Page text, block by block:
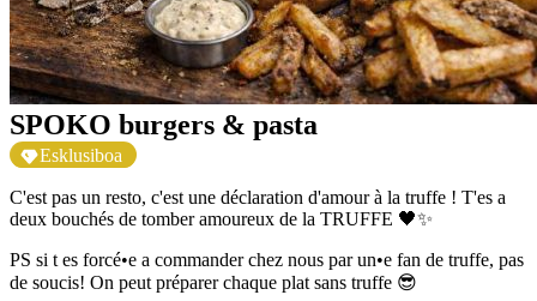
SPOKO burgers & pasta
Esklusiboa
C'est pas un resto, c'est une déclaration d'amour à la truffe ! T'es a
deux bouchés de tomber amoureux de la TRUFFE 🖤✨
PS si t es forcé•e a commander chez nous par un•e fan de truffe, pas
de soucis! On peut préparer chaque plat sans truffe 😎